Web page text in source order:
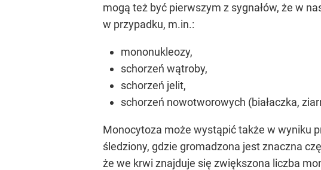
mogą też być pierwszym z sygnałów, że w
w przypadku, m.in.:
mononukleozy,
schorzeń wątroby,
schorzeń jelit,
schorzeń nowotworowych (białaczka,
Monocytoza może wystąpić także w wyniku
śledziony, gdzie gromadzona jest znaczna
że we krwi znajduje się zwiększona liczba